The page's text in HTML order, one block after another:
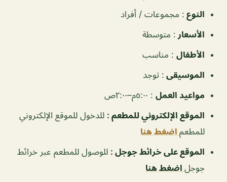
النوع : مجموعات / أفراد
الأسعار : متوسطة
الأطفال : مناسب
الموسيقى : توجد
مواعيد العمل : ٥:٠٠م–٢:٠٠ص
الموقع الإلكتروني للمطعم : للدخول للموقع الإلكتروني
للمطعم اضغط هنا
الموقع على خرائط جوجل : للوصول للمطعم عبر خرائط
جوجل اضغط هنا